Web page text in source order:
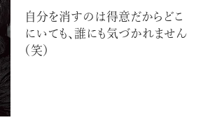
自分を消すのは得意だからどこ
にいても、誰にも気づかれません
（笑）